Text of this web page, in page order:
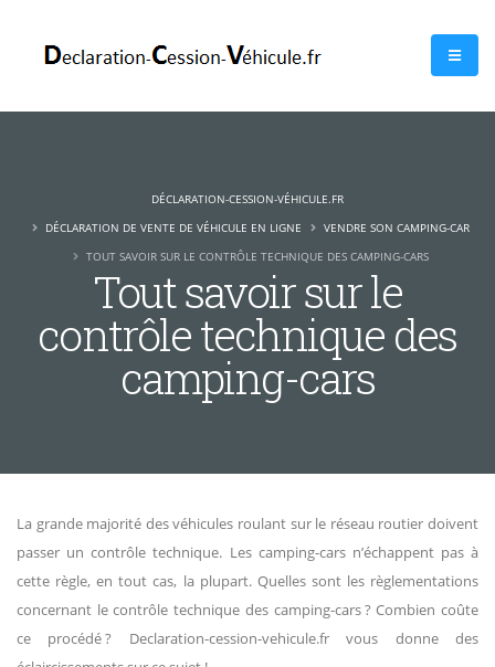
Tout savoir sur le
contrôle technique des
camping-cars
DÉCLARATION-CESSION-VÉHICULE.FR
DÉCLARATION DE VENTE DE VÉHICULE EN LIGNE
VENDRE SON CAMPING-CAR
TOUT SAVOIR SUR LE CONTRÔLE TECHNIQUE DES CAMPING-CARS
La grande majorité des véhicules roulant sur le réseau routier doivent
passer un contrôle technique. Les camping-cars n’échappent pas à
cette règle, en tout cas, la plupart. Quelles sont les règlementations
concernant le contrôle technique des camping-cars ? Combien coûte
ce procédé ? Declaration-cession-vehicule.fr vous donne des